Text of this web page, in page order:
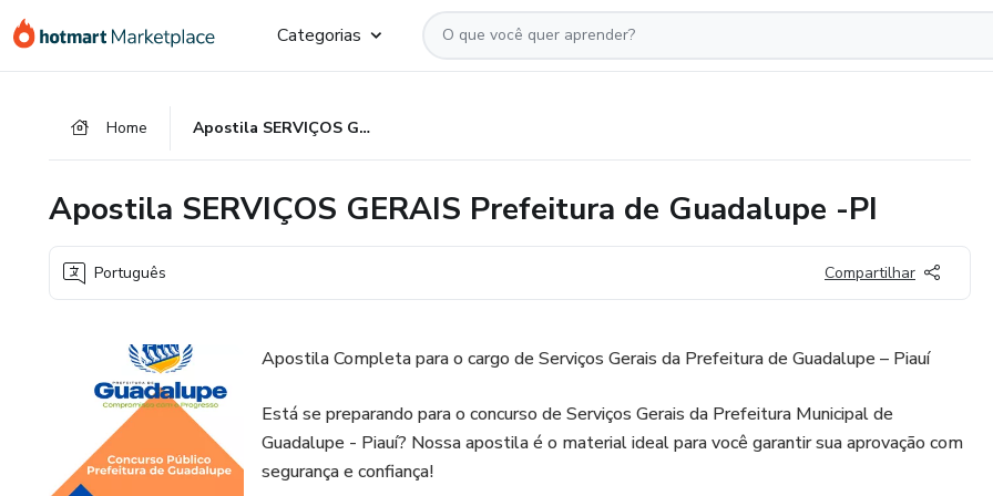
para
para
para
Categorias
Home Apostila SERVIÇOS GERAIS Prefeitura de Guadalupe -PI
Apostila SERVIÇOS GERAIS Prefeitura de Guadalupe -PI
Português Compartilhar
Apostila Completa para o cargo de Serviços Gerais da Prefeitura de Guadalupe – Piauí
Está se preparando para o concurso de Serviços Gerais da Prefeitura Municipal de
Guadalupe - Piauí? Nossa apostila é o material ideal para você garantir sua aprovação com
segurança e confiança!